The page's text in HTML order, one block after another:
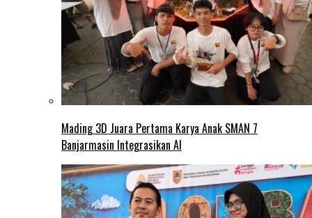
Mading 3D Juara Pertama Karya Anak SMAN 7
Banjarmasin Integrasikan AI